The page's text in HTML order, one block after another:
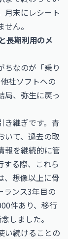
月末にレシート
ん。
長期利用のメ
ちなのが「乗り
社ソフトへの
局、弥生に戻っ
き継ぎです。青
いて、過去の取
報を継続的に管
する際、これら
、想像以上に骨
ランス3年目の
件あり、移行
しました。
い続けることの